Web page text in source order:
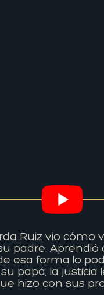
Ruiz vio
padre.
esa forma lo
papá, la justicia
hizo con sus